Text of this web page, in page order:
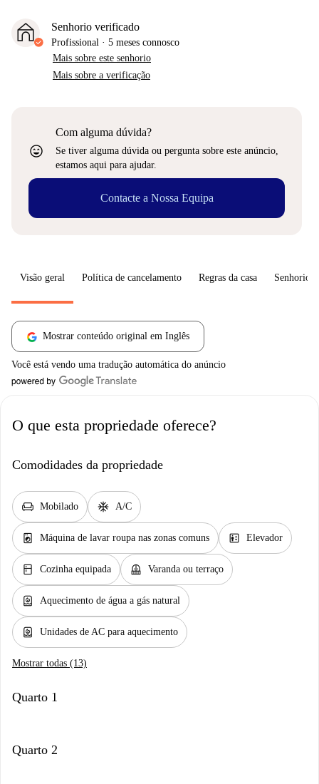
Senhorio verificado
Profissional · 5 meses connosco
Mais sobre este senhorio
Mais sobre a verificação
sentiment_very_satisfied
Com alguma dúvida?
Se tiver alguma dúvida ou pergunta sobre este anúncio,
estamos aqui para ajudar.
Contacte a Nossa Equipa
Visão geral Política de cancelamento Regras da casa Senhorio
Mostrar conteúdo original em Inglês
Você está vendo uma tradução automática do anúncio
O que esta propriedade oferece?
Comodidades da propriedade
chair Mobilado ac_unit A/C
local_laundry_service Máquina de lavar roupa nas zonas comuns elevator Elevador
kitchen Cozinha equipada balcony Varanda ou terraço
water_heater Aquecimento de água a gás natural
water_heater Unidades de AC para aquecimento
Mostrar todas (13)
Quarto 1
Quarto 2